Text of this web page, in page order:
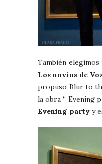
También elegimos
Los novios de
propuso Blur to
la obra “ Evening
Evening party y